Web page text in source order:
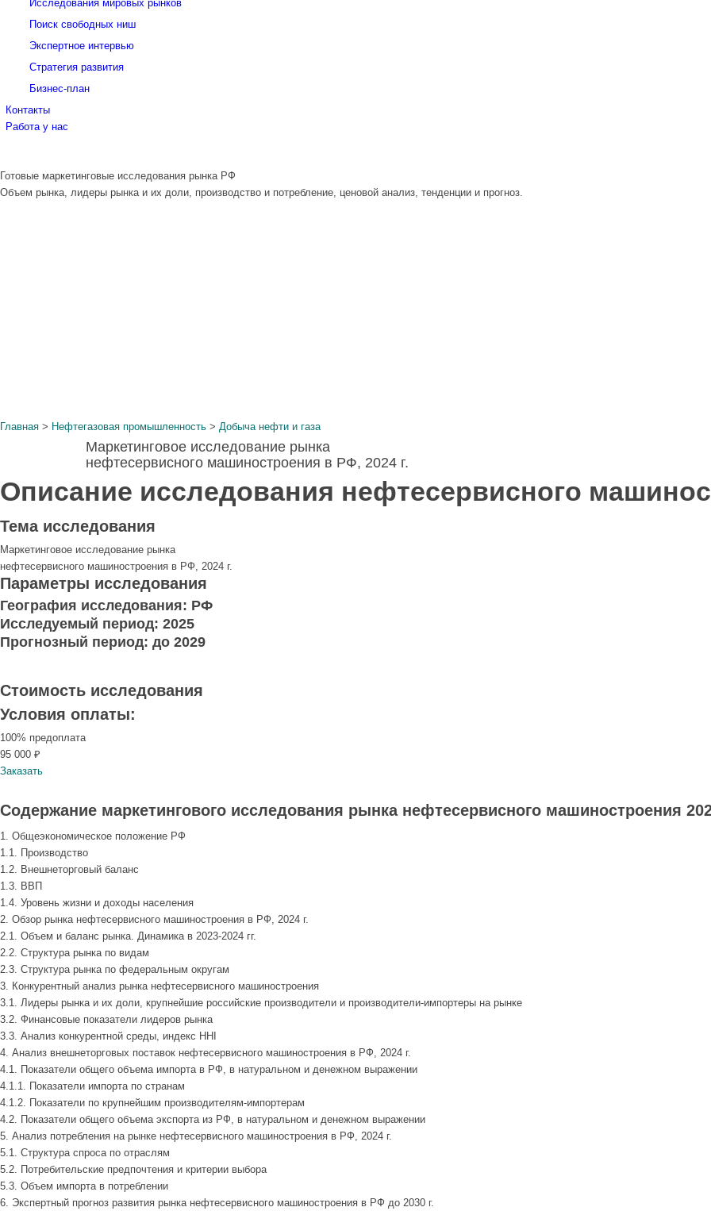
Исследования мировых рынков
Поиск свободных ниш
Экспертное интервью
Стратегия развития
Бизнес-план
Контакты
Работа у нас
Готовые маркетинговые исследования рынка РФ
Объем рынка, лидеры рынка и их доли, производство и потребление, ценовой анализ, тенденции и прогноз.
Главная > Нефтегазовая промышленность > Добыча нефти и газа
Маркетинговое исследование рынка
нефтесервисного машиностроения в РФ, 2024 г.
Описание исследования нефтесервисного
Тема иcследования
Маркетинговое исследование рынка
нефтесервисного машиностроения в РФ, 2024 г.
Параметры исследования
География исследования: РФ
Исследуемый период: 2025
Прогнозный период: до 2029
Стоимость исследования
Условия оплаты:
100% предоплата
95 000 ₽
Заказать
Содержание маркетингового исследования рынка нефтесервисного машиностроения
1. Общеэкономическое положение РФ
1.1. Производство
1.2. Внешнеторговый баланс
1.3. ВВП
1.4. Уровень жизни и доходы населения
2. Обзор рынка нефтесервисного машиностроения в РФ, 2024 г.
2.1. Объем и баланс рынка. Динамика в 2023-2024 гг.
2.2. Структура рынка по видам
2.3. Структура рынка по федеральным округам
3. Конкурентный анализ рынка нефтесервисного машиностроения
3.1. Лидеры рынка и их доли, крупнейшие российские производители и производители-импортеры на рынке
3.2. Финансовые показатели лидеров рынка
3.3. Анализ конкурентной среды, индекс HHI
4. Анализ внешнеторговых поставок нефтесервисного машиностроения в РФ, 2024 г.
4.1. Показатели общего объема импорта в РФ, в натуральном и денежном выражении
4.1.1. Показатели импорта по странам
4.1.2. Показатели по крупнейшим производителям-импортерам
4.2. Показатели общего объема экспорта из РФ, в натуральном и денежном выражении
5. Анализ потребления на рынке нефтесервисного машиностроения в РФ, 2024 г.
5.1. Структура спроса по отраслям
5.2. Потребительские предпочтения и критерии выбора
5.3. Объем импорта в потреблении
6. Экспертный прогноз развития рынка нефтесервисного машиностроения в РФ до 2030 г.